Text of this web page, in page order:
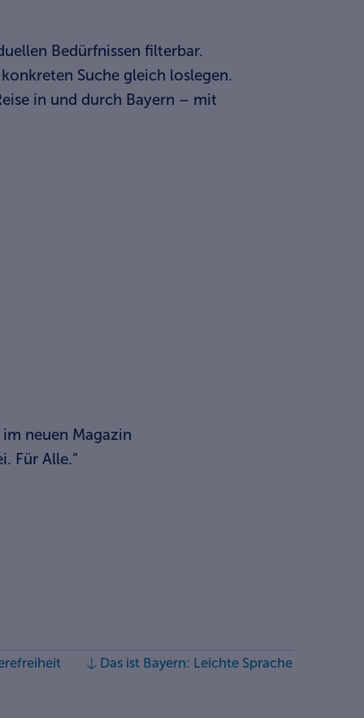
Bedürfnissen filterbar.
Suche gleich loslegen.
in und durch Bayern – mit
neuen Magazin
Für Alle.“
Das ist Bayern: Leichte Sprache